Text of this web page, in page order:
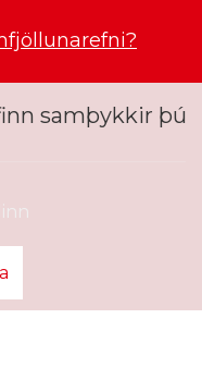
samþykkir þú